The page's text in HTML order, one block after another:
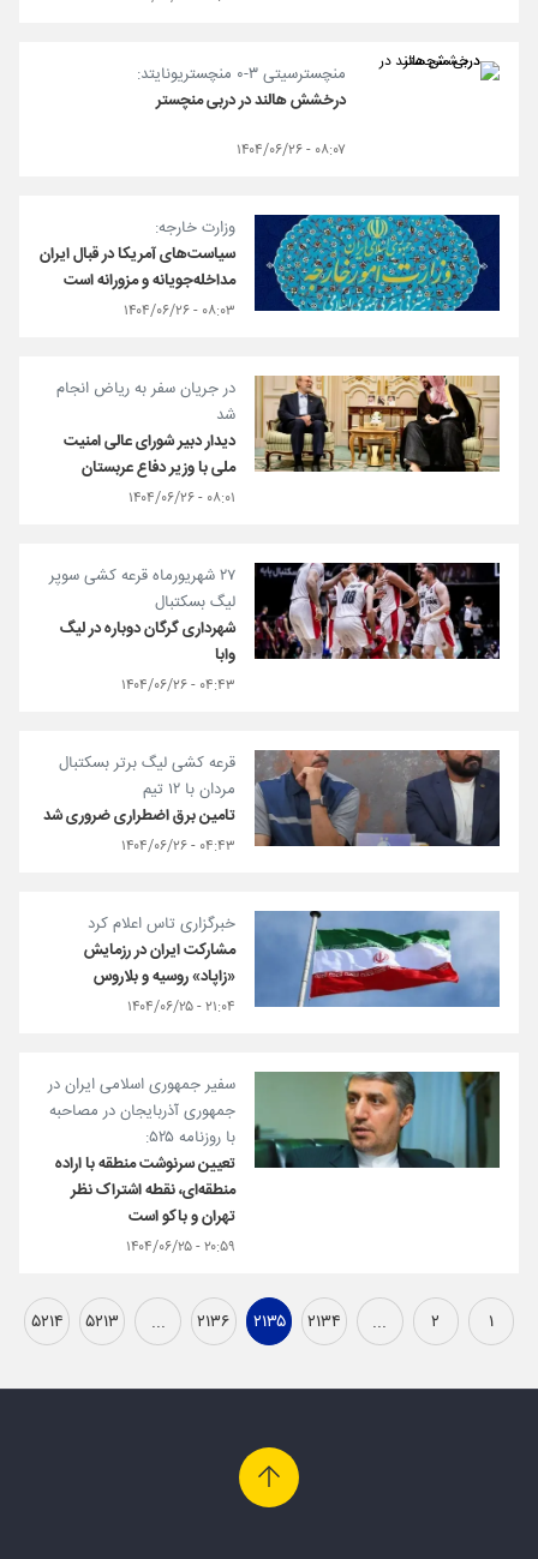
منچسترسیتی ۳-۰ منچستریونایتد:
درخشش هالند در دربی منچستر
۰۸:۰۷ - ۱۴۰۴/۰۶/۲۶
وزارت خارجه:
سیاست‌های آمریکا در قبال ایران
مداخله‌جویانه و مزورانه است
۰۸:۰۳ - ۱۴۰۴/۰۶/۲۶
در جریان سفر به ریاض انجام
شد
دیدار دبیر شورای عالی امنیت
ملی با وزیر دفاع عربستان
۰۸:۰۱ - ۱۴۰۴/۰۶/۲۶
۲۷ شهریورماه قرعه کشی سوپر
لیگ بسکتبال
شهرداری گرگان دوباره در لیگ
وابا
۰۴:۴۳ - ۱۴۰۴/۰۶/۲۶
قرعه کشی لیگ برتر بسکتبال
مردان با ۱۲ تیم
تامین برق اضطراری ضروری شد
۰۴:۴۳ - ۱۴۰۴/۰۶/۲۶
خبرگزاری تاس اعلام کرد
مشارکت ایران در رزمایش
«زاپاد» روسیه و بلاروس
۲۱:۰۴ - ۱۴۰۴/۰۶/۲۵
سفیر جمهوری اسلامی ایران در
جمهوری آذربایجان در مصاحبه
با روزنامه ۵۲۵:
تعیین سرنوشت منطقه با اراده
منطقه‌ای، نقطه اشتراک نظر
تهران و باکو است
۲۰:۵۹ - ۱۴۰۴/۰۶/۲۵
۱ ۲ ... ۲۱۳۴ ۲۱۳۵ ۲۱۳۶ ... ۵۲۱۳ ۵۲۱۴